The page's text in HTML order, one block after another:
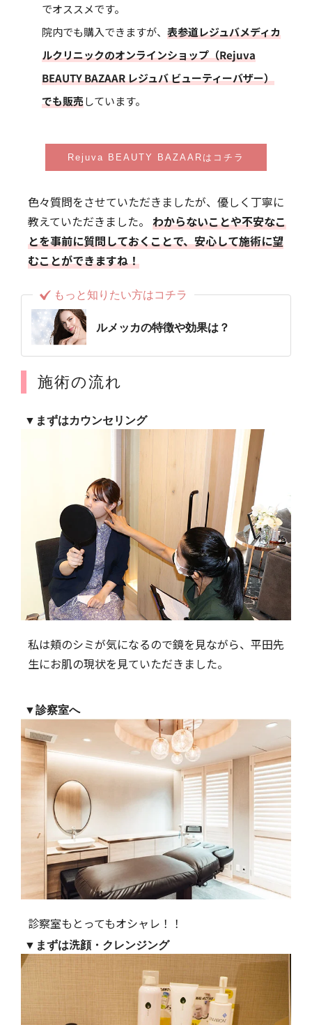
でオススメです。
院内でも購入できますが、 表参道レジュバメディカ
ルクリニックのオンラインショップ（Rejuva
BEAUTY BAZAAR レジュバ ビューティーバザー）
でも販売しています。
Rejuva BEAUTY BAZAARはコチラ
色々質問をさせていただきましたが、優しく丁寧に
教えていただきました。 わからないことや不安なこ
とを事前に質問しておくことで、安心して施術に望
むことができますね！
もっと知りたい方はコチラ
ルメッカの特徴や効果は？
施術の流れ
▼まずはカウンセリング
私は頬のシミが気になるので鏡を見ながら、平田先
生にお肌の現状を見ていただきました。
▼診察室へ
診察室もとってもオシャレ！！
▼まずは洗顔・クレンジング